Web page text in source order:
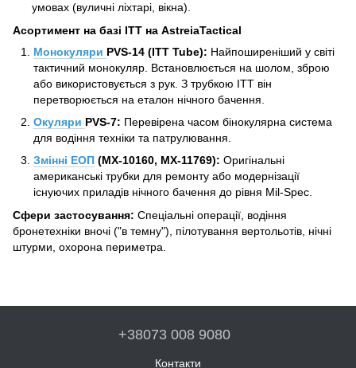
умовах (вуличні ліхтарі, вікна).
Асортимент на базі ITT на AstreiaTactical
Монокуляри PVS-14 (ITT Tube): Найпоширеніший у світі
тактичний монокуляр. Встановлюється на шолом, зброю
або використовується з рук. З трубкою ITT він
перетворюється на еталон нічного бачення.
Окуляри PVS-7: Перевірена часом бінокулярна система
для водіння техніки та патрулювання.
Змінні ЕОП (MX-10160, MX-11769): Оригінальні
американські трубки для ремонту або модернізації
існуючих приладів нічного бачення до рівня Mil-Spec.
Сфери застосування: Спеціальні операції, водіння
бронетехніки вночі ("в темну"), пілотування вертольотів, нічні
штурми, охорона периметра.
+38073 008 9080
Контакти